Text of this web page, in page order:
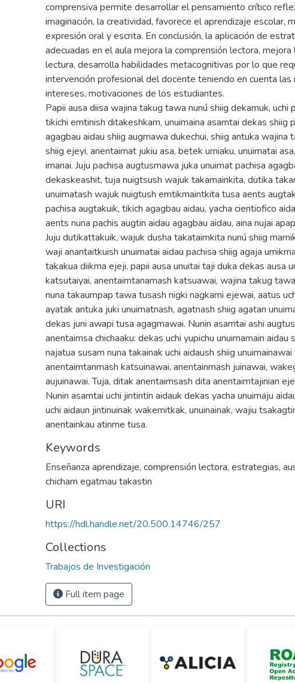
comprensiva permite desarrollar el pensamiento crítico
imaginación, la creatividad, favorece el aprendizaje escolar,
expresión oral y escrita. En conclusión, la aplicación de
adecuadas en el aula mejora la comprensión lectora, mejora
lectura, desarrolla habilidades metacognitivas por lo que
intervención profesional del docente teniendo en cuenta las
intereses, motivaciones de los estudiantes.
Papii ausa diisa wajina takug tawa nunú shiig dekamuk, uchi
tikichi emtinish ditakeshkam, unuimaina asamtai dekas shiig
agagbau aidau shiig augmawa dukechui, shiig antuka wajina
shiig ejeyi, anentaimat jukiu asa, betek umiaku, unuimatai
imanai. Juju pachisa augtusmawa juka unuimat pachisa
dekaskeashit, tuja nuigtsush wajuk takamainkita, dutika
unuimatash wajuk nuigtush emtikmaintkita tusa aents
pachisa augtakuik, tikich agagbau aidau, yacha cientiofico
aents nuna pachis augtin aidau agagbau aidau, aina nujai
Juju dutikattakuik, wajuk dusha takataimkita nunú shiig
waji anantaitkuish unuimatai aidau pachisa shiig agaja
takakua diikma ejeji, papii ausa unuitai taji duka dekas ausa
katsutaiyai, anentaimtanamash katsuawai, wajina takug
nuna takaumpap tawa tusash nigki nagkami ejewai, aatus
ayatak antuka juki unuimatnash, agatnash shiig agatan
dekas juni awapi tusa agagmawai. Nunin asamtai ashi
anentaimsa chichaaku: dekas uchi yupichu unuimamain aidau
najatua susam nuna takainak uchi aidaush shiig
anentaimtanmash katsuinawai, anentainmash juinawai,
aujuinawai. Tuja, ditak anentaimsash dita anentaimtajinian
Nunin asamtai uchi jintintin aidauk dekas yacha unuimaju
uchi aidaun jintinuinak wakemitkak, unuinainak, wajiu
anentainkau atinme tusa.
Keywords
Enseñanza aprendizaje, comprensión lectora, estrategias,
chicham egatmau takastin
URI
https://hdl.handle.net/20.500.14746/257
Collections
Trabajos de Investigación
Full item page